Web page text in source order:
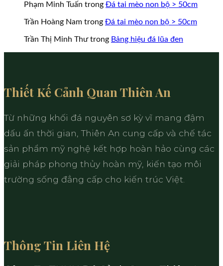
Phạm Minh Tuấn trong Đá tai mèo non bộ > 50cm
Trần Hoàng Nam trong Đá tai mèo non bộ > 50cm
Trần Thị Minh Thưtrong Bảng hiệu đá lũa đen
Thiết Kế Cảnh Quan Thiên An
Từ những khối đá nguyên sơ kỳ vĩ mang đậm
dấu ấn thời gian, Thiên An cung cấp và chế tác
sản phẩm mỹ nghệ kết hợp hoàn hảo cùng các
giải pháp phong thủy hoàn mỹ, kiến tạo môi
trường sống đẳng cấp cho kiến trúc Việt.
Thông Tin Liên Hệ